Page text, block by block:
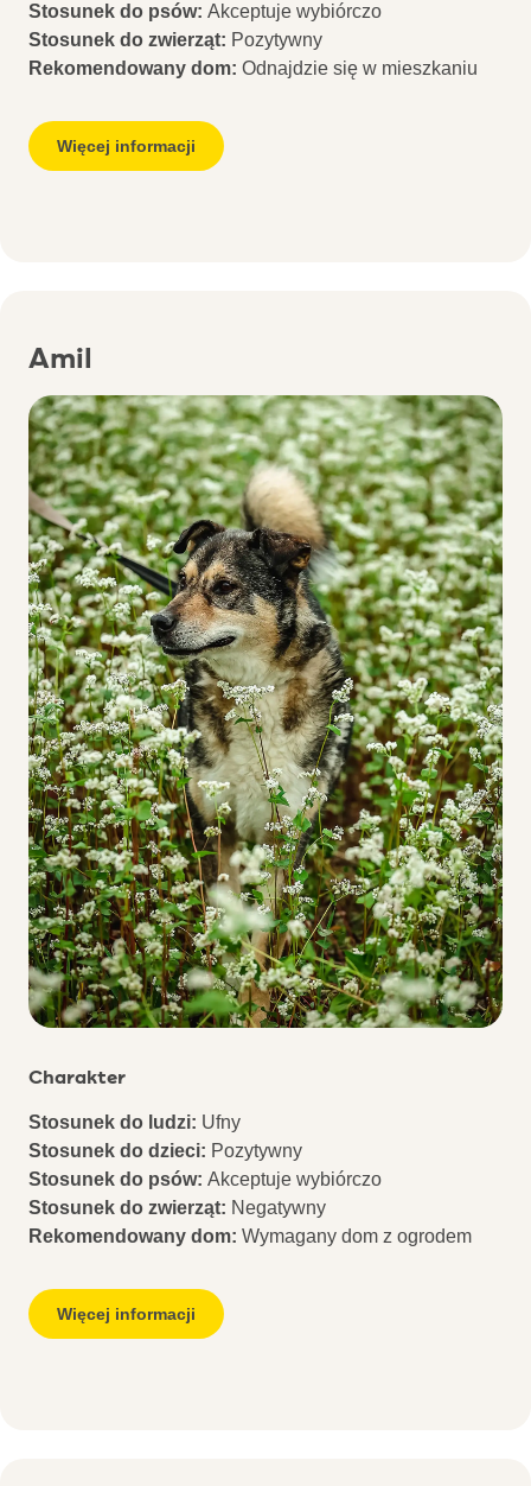
Stosunek do psów: Akceptuje wybiórczo
Stosunek do zwierząt: Pozytywny
Rekomendowany dom: Odnajdzie się w mieszkaniu
Więcej informacji
Amil
Charakter
Stosunek do ludzi: Ufny
Stosunek do dzieci: Pozytywny
Stosunek do psów: Akceptuje wybiórczo
Stosunek do zwierząt: Negatywny
Rekomendowany dom: Wymagany dom z ogrodem
Więcej informacji